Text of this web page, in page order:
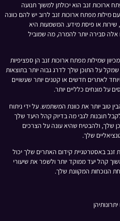
ארוכות זנב הוא יכולתן למשוך תנועה
מפתח ארוכות זנב לרוב יש להם כוונה
שירות או פיסת מידע. המשמעות היא
סבירה יותר להמרה, מה שמוביל
שמילות מפתח ארוכות זנב הן ספציפיות
על התוכן שלך לדרג גבוה יותר בתוצאות
לאתרים חדשים או קטנים יותר שעשויים
על מונחים כלליים יותר.
טוב יותר את כוונת המשתמש. על ידי ניתוח
תובנות לגבי מה בדיוק קהל היעד שלך
שלך, ולהבטיח שהיא עונה על הצרכים
שלך.
זנב באסטרטגיית קידום האתרים שלך יכול
קהל יעד ממוקד יותר ולשפר את שיעורי
הנוכחות המקוונת שלך.